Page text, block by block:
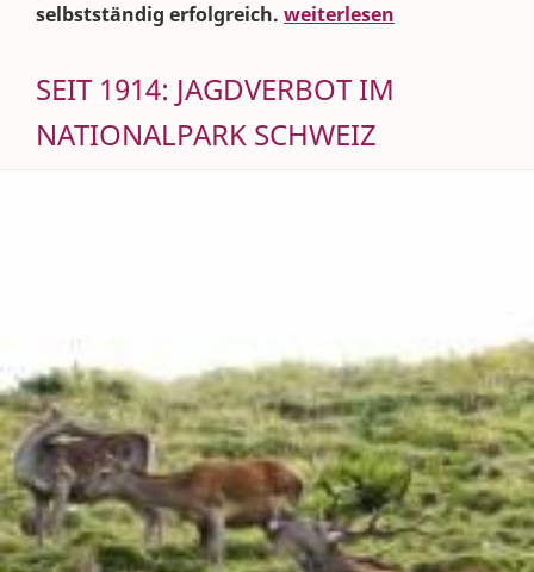
selbstständig erfolgreich. weiterlesen
SEIT 1914: JAGDVERBOT IM
NATIONALPARK SCHWEIZ